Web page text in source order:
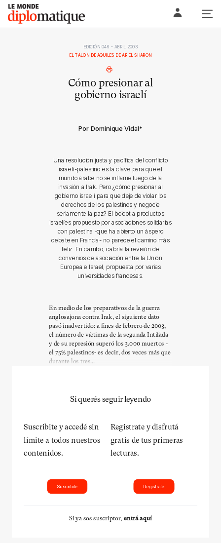
Skip
content
Le monde diplomatique
EDICIÓN 046 - ABRIL 2003
EL TALÓN DE AQUILES DE ARIEL SHARON
Cómo presionar al
gobierno israelí
Por Dominique Vidal*
Una resolución justa y pacífica del conflicto
israelí-palestino es la clave para que el
mundo árabe no se inflame luego de la
invasión a Irak. Pero ¿cómo presionar al
gobierno israelí para que deje de violar los
derechos de los palestinos y negocie
seriamente la paz? El boicot a productos
israelíes propuesto por asociaciones solidarias
con palestina -que ha abierto un áspero
debate en Francia- no parece el camino más
feliz. En cambio, cabría la revisión de
convenios de asociación entre la Unión
Europea e Israel, propuesta por varias
universidades francesas.
En medio de los preparativos de la guerra
anglosajona contra Irak, el siguiente dato
pasó inadvertido: a fines de febrero de 2003,
el número de víctimas de la segunda Intifada
y de su represión superó los 3.000 muertos -
el 75% palestinos- es decir, dos veces más que
durante los tres...
Si querés seguir leyendo
Suscribite y accedé sin
límite a todos nuestros
contenidos.
Suscribite
Registrate y disfrutá
gratis de tus primeras
lecturas.
Registrate
Si ya sos suscriptor, entrá aquí